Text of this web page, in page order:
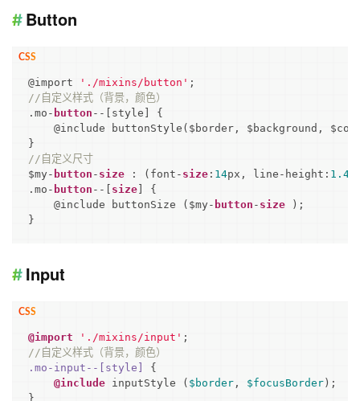
Button
@import './mixins/button'
//自定义样式（背景，颜色）
.mo- button --[style] {
@include buttonStyle($border, $background,
//自定义尺寸
$my- button - size : (font- size : 14px, line-height:
.mo- button --[ size] {
    @include buttonSize ($my-
button - size );
}
Input
@import './mixins/input'
//自定义样式（背景，颜色）
.mo-input-- [style]
{
@include inputStyle ( $border , $focusBorder);